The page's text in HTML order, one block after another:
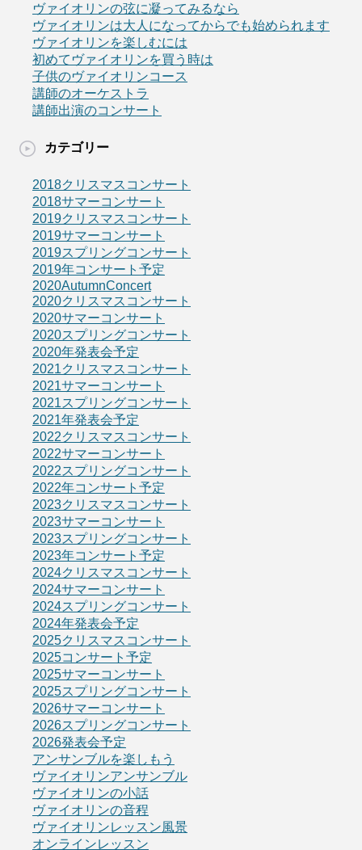
ヴァイオリンの弦に凝ってみるなら
ヴァイオリンは大人になってからでも始められます
ヴァイオリンを楽しむには
初めてヴァイオリンを買う時は
子供のヴァイオリンコース
講師のオーケストラ
講師出演のコンサート
カテゴリー
2018クリスマスコンサート
2018サマーコンサート
2019クリスマスコンサート
2019サマーコンサート
2019スプリングコンサート
2019年コンサート予定
2020AutumnConcert
2020クリスマスコンサート
2020サマーコンサート
2020スプリングコンサート
2020年発表会予定
2021クリスマスコンサート
2021サマーコンサート
2021スプリングコンサート
2021年発表会予定
2022クリスマスコンサート
2022サマーコンサート
2022スプリングコンサート
2022年コンサート予定
2023クリスマスコンサート
2023サマーコンサート
2023スプリングコンサート
2023年コンサート予定
2024クリスマスコンサート
2024サマーコンサート
2024スプリングコンサート
2024年発表会予定
2025クリスマスコンサート
2025コンサート予定
2025サマーコンサート
2025スプリングコンサート
2026サマーコンサート
2026スプリングコンサート
2026発表会予定
アンサンブルを楽しもう
ヴァイオリンアンサンブル
ヴァイオリンの小話
ヴァイオリンの音程
ヴァイオリンレッスン風景
オンラインレッスン